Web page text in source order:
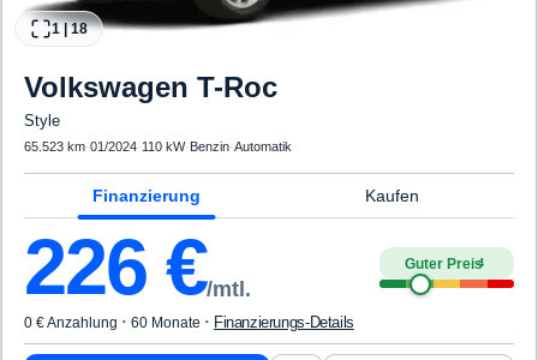
1|18
Volkswagen T-Roc
Style
65.523 km·01/2024· 110 kW· Benzin·Automatik
Finanzierung Kaufen
226 €/mtl.
Guter Preis4
0 € Anzahlung · 60 Monate · Finanzierungs-Details